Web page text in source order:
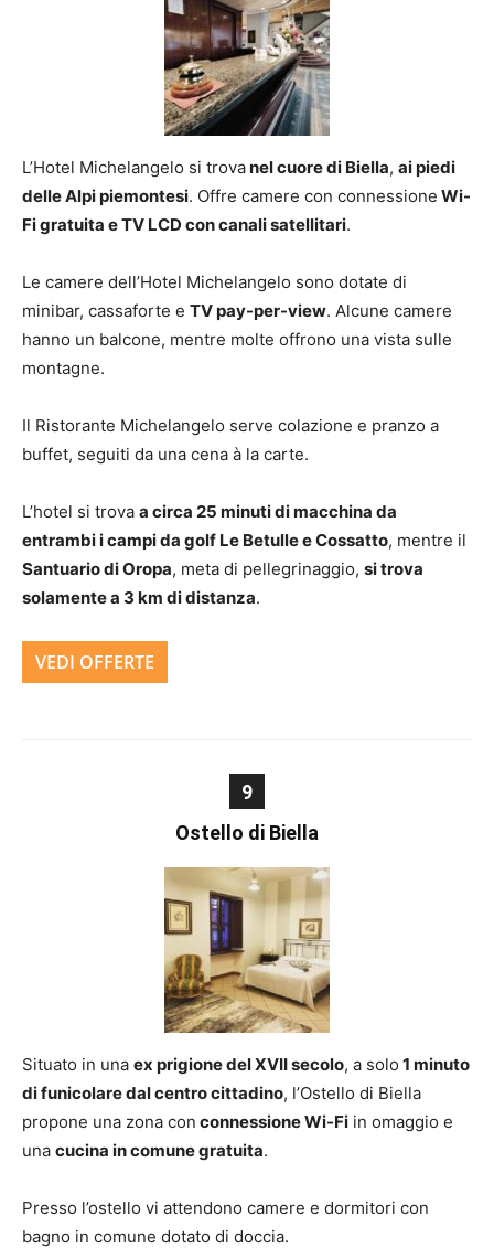
L’Hotel Michelangelo si trovanel cuore di Biella, ai piedi
delle Alpi piemontesi. Offre camere con connessione Wi-
Fi gratuita e TV LCD con canali satellitari.
Le camere dell’Hotel Michelangelo sono dotate di
minibar, cassaforte e TV pay-per-view. Alcune camere
hanno un balcone, mentre molte offrono una vista sulle
montagne.
Il Ristorante Michelangelo serve colazione e pranzo a
buffet, seguiti da una cena à la carte.
L’hotel si trova a circa 25 minuti di macchina da
entrambi i campi da golf Le Betulle e Cossatto, mentre il
Santuario di Oropa, meta di pellegrinaggio, si trova
solamente a 3 km di distanza.
VEDI OFFERTE
9
Ostello di Biella
Situato in una ex prigione del XVII secolo, a solo 1 minuto
di funicolare dal centro cittadino, l’Ostello di Biella
propone una zona con connessione Wi-Fi in omaggio e
una cucina in comune gratuita.
Presso l’ostello vi attendono camere e dormitori con
bagno in comune dotato di doccia.